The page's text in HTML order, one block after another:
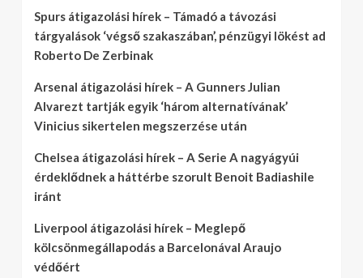
Spurs átigazolási hírek – Támadó a távozási
tárgyalások ‘végső szakaszában’, pénzügyi lökést ad
Roberto De Zerbinak
Arsenal átigazolási hírek – A Gunners Julian
Alvarezt tartják egyik ‘három alternatívának’
Vinicius sikertelen megszerzése után
Chelsea átigazolási hírek – A Serie A nagyágyúi
érdeklődnek a háttérbe szorult Benoit Badiashile
iránt
Liverpool átigazolási hírek – Meglepő
kölcsönmegállapodás a Barcelonával Araujo
védőért